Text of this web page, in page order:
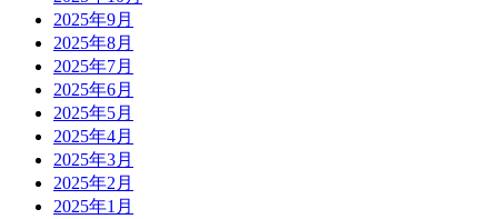
2025年9月
2025年8月
2025年7月
2025年6月
2025年5月
2025年4月
2025年3月
2025年2月
2025年1月